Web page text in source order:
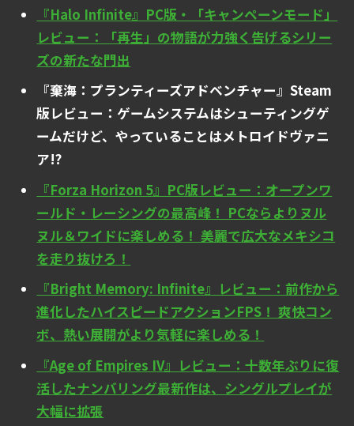
『Halo Infinite』PC版・「キャンペーンモード」
レビュー：「再生」の物語が力強く告げるシリー
ズの新たな門出
『棄海：プランティーズアドベンチャー』Steam
版レビュー：ゲームシステムはシューティングゲ
ームだけど、やっていることはメトロイドヴァニ
ア!?
『Forza Horizon 5』PC版レビュー：オープンワ
ールド・レーシングの最高峰！ PCならよりヌル
ヌル＆ワイドに楽しめる！ 美麗で広大なメキシコ
を走り抜けろ！
『Bright Memory: Infinite』レビュー：前作から
進化したハイスピードアクションFPS！ 爽快コン
ボ、熱い展開がより気軽に楽しめる！
『Age of Empires IV』レビュー：十数年ぶりに復
活したナンバリング最新作は、シングルプレイが
大幅に拡張